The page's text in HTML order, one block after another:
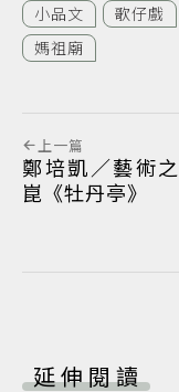
小品文 歌仔戲
媽祖廟
上一篇
鄭培凱／藝術
崑《牡丹亭》
延伸閱讀